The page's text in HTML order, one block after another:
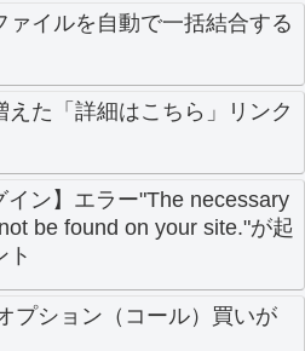
ァイルを自動で一括結合する
た「詳細はこちら」リンク
イン】エラー"The necessary
be found on your site."が起
ト
プション（コール）買いが